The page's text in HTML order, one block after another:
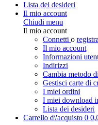
Lista dei desideri
Il mio account
Chiudi menu
Il mio account
Connetti o registra
Il mio account
Informazioni
Indirizzi
Cambia metodo
Gestisci carte di
I miei ordini
I miei download
Lista dei desideri
Carrello d\'acquisto 0